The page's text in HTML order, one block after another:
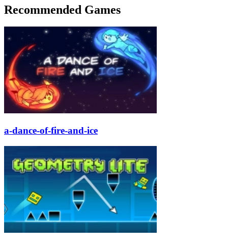
Recommended Games
a-dance-of-fire-and-ice